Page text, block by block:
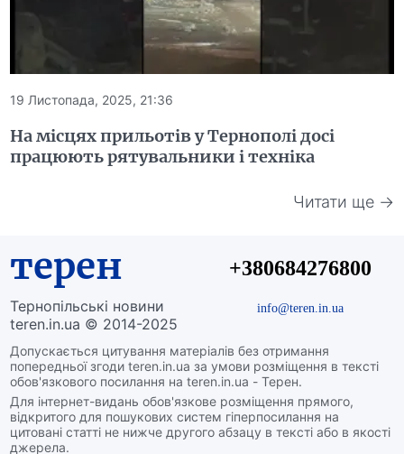
19 Листопада, 2025, 21:36
На місцях прильотів у Тернополі досі
працюють рятувальники і техніка
Читати ще →
терен
Тернопільські новини
teren.in.ua © 2014-2025
Допускається цитування матеріалів без отримання
попередньої згоди teren.in.ua за умови розміщення в тексті
обов'язкового посилання на teren.in.ua - Терен.
Для інтернет-видань обов'язкове розміщення прямого,
відкритого для пошукових систем гіперпосилання на
цитовані статті не нижче другого абзацу в тексті або в якості
джерела.
+380684276800
info@teren.in.ua